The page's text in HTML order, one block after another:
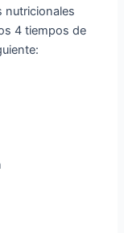
nutricionales
4 tiempos de